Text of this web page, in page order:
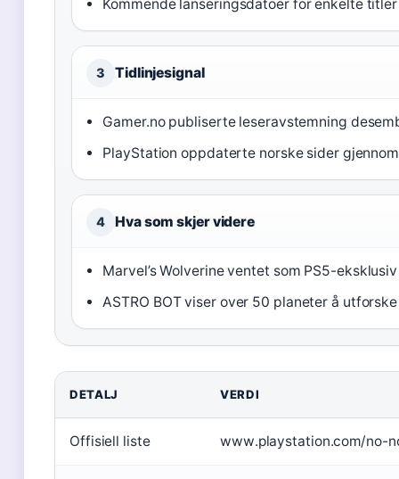
Kommende lanseringsdatoer for enkelte titler
3 Tidlinjesignal
Gamer.no publiserte leseravstemning
PlayStation oppdaterte norske sider
4 Hva som skjer videre
Marvel’s Wolverine ventet som PS5-
ASTRO BOT viser over 50 planeter å
DETALJ VERDI
Offisiell liste www.playstation.com/no-